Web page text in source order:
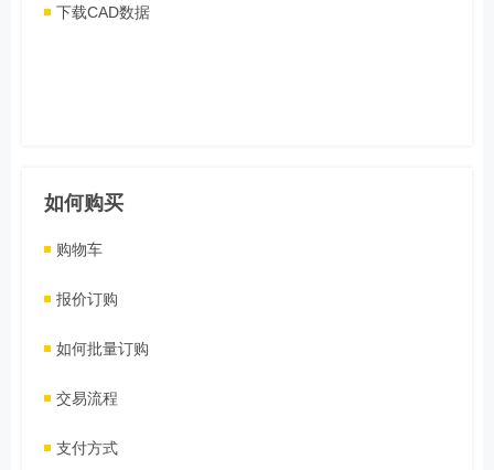
下载CAD数据
如何购买
购物车
报价订购
如何批量订购
交易流程
支付方式